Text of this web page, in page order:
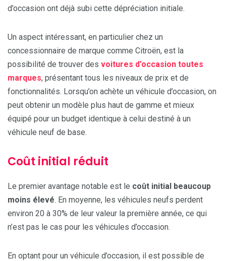
d’occasion ont déjà subi cette dépréciation initiale.
Un aspect intéressant, en particulier chez un
concessionnaire de marque comme Citroën, est la
possibilité de trouver des voitures d’occasion toutes
marques, présentant tous les niveaux de prix et de
fonctionnalités. Lorsqu’on achète un véhicule d’occasion, on
peut obtenir un modèle plus haut de gamme et mieux
équipé pour un budget identique à celui destiné à un
véhicule neuf de base.
Coût initial réduit
Le premier avantage notable est le coût initial beaucoup
moins élevé. En moyenne, les véhicules neufs perdent
environ 20 à 30% de leur valeur la première année, ce qui
n’est pas le cas pour les véhicules d’occasion.
En optant pour un véhicule d’occasion, il est possible de